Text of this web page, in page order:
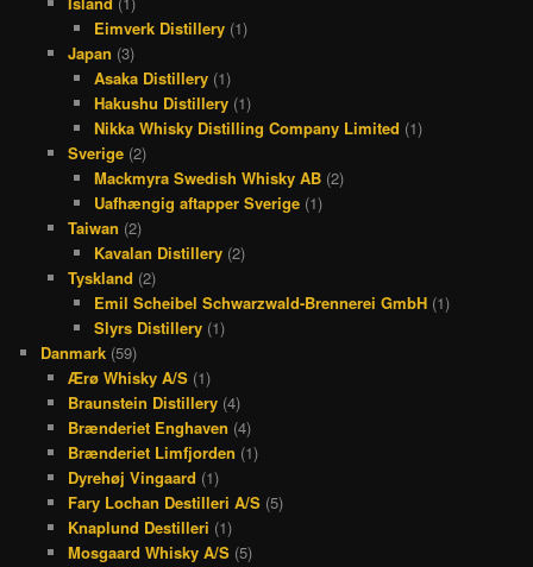
Eimverk Distillery (1)
Japan (3)
Asaka Distillery (1)
Hakushu Distillery (1)
Nikka Whisky Distilling Company Limited (1)
Sverige(2)
Mackmyra Swedish Whisky AB (2)
Uafhængig aftapper Sverige (1)
Taiwan (2)
Kavalan Distillery (2)
Tyskland (2)
Emil Scheibel Schwarzwald-Brennerei GmbH (1)
Slyrs Distillery (1)
Danmark (59)
Ærø Whisky A/S(1)
Braunstein Distillery(4)
Brænderiet Enghaven (4)
Brænderiet Limfjorden (1)
Dyrehøj Vingaard (1)
Fary Lochan Destilleri A/S(5)
Knaplund Destilleri (1)
Mosgaard Whisky A/S(5)